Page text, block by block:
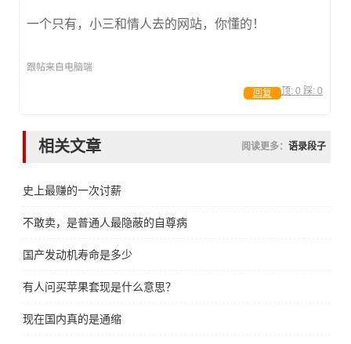
一个只有，小三和情人去的网站，你懂的！
跟帖来自电脑端
顶: 0 踩: 0
回复
相关文章 阅读更多： 语录段子
史上最赚的一次讨薪
不敢卖，是普通人最隐蔽的自尊病
国产发动机寿命是多少
有人问买苹果套现是什么意思？
现在国内真的是通缩